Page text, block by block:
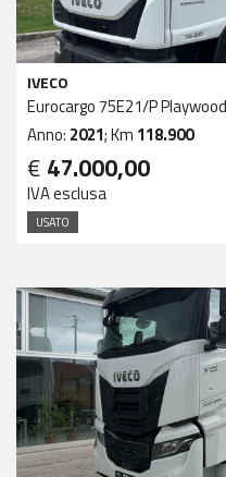
IVECO
Eurocargo 75E21/P
Anno: 2021; Km 118.900
€ 47.000,00
IVA esclusa
USATO